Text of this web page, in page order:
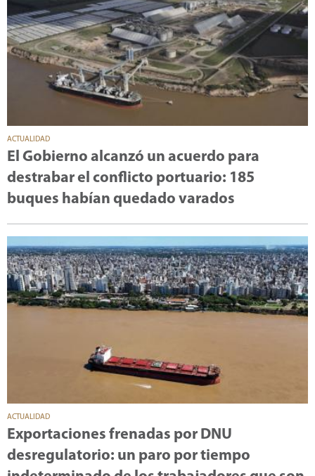
ACTUALIDAD
El Gobierno alcanzó un acuerdo para
destrabar el conflicto portuario: 185
buques habían quedado varados
ACTUALIDAD
Exportaciones frenadas por DNU
desregulatorio: un paro por tiempo